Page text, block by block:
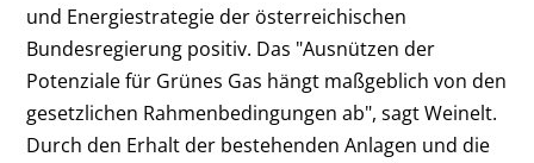
und Energiestrategie der österreichischen
Bundesregierung positiv. Das "Ausnützen der
Potenziale für Grünes Gas hängt maßgeblich von den
gesetzlichen Rahmenbedingungen ab", sagt Weinelt.
Durch den Erhalt der bestehenden Anlagen und die